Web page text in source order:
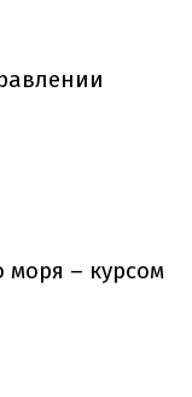
моря – курсом